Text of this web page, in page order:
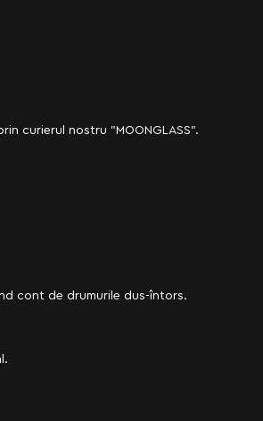
curierul nostru "MOONGLASS".
cont de drumurile dus-întors.